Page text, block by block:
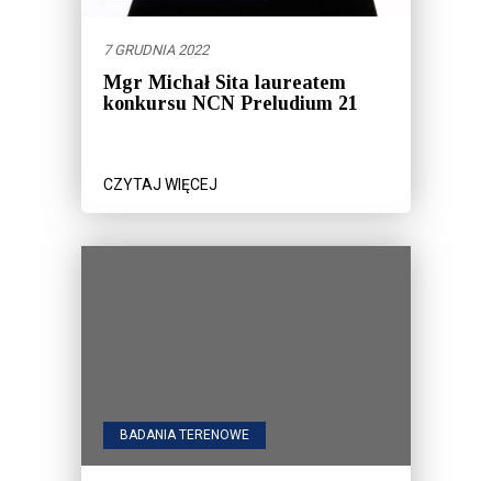
7 GRUDNIA 2022
Mgr Michał Sita laureatem
konkursu NCN Preludium 21
CZYTAJ WIĘCEJ
BADANIA TERENOWE